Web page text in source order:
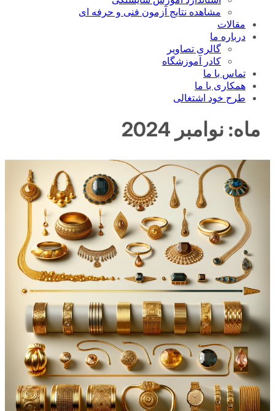
مشاهده نتایج آزمون فنی و حرفه ای
مقالات
درباره ما
گالری تصاویر
کادر آموزشگاه
تماس با ما
همکاری با ما
طرح خود اشتغالی
ماه: نوامبر 2024